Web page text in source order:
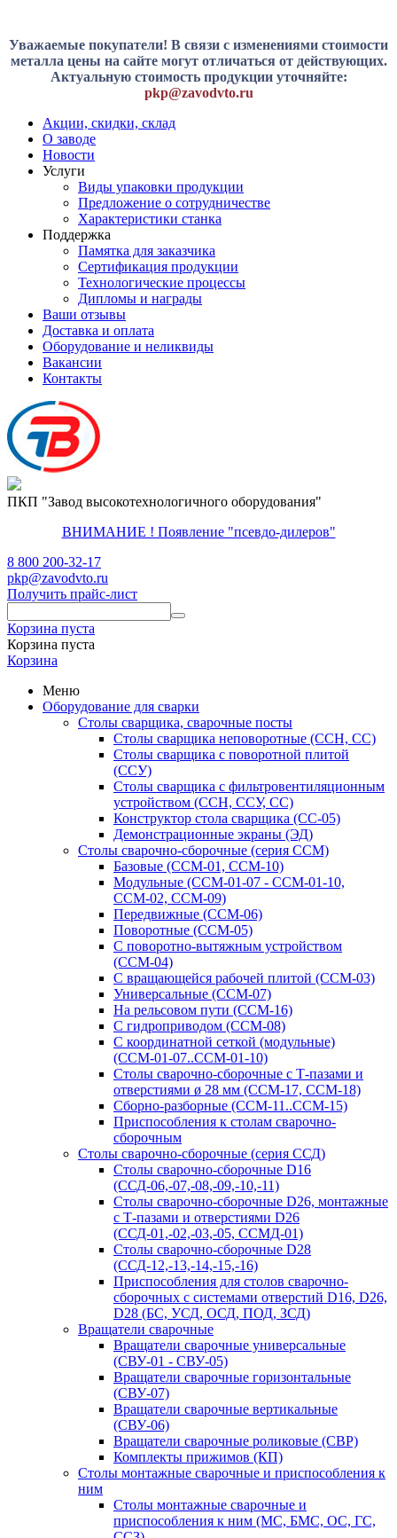
Уважаемые покупатели! В связи с изменениями стоимости
металла цены на сайте могут отличаться от действующих.
Актуальную стоимость продукции уточняйте:
pkp@zavodvto.ru
Акции, скидки, склад
О заводе
Новости
Услуги
Виды упаковки продукции
Предложение о сотрудничестве
Характеристики станка
Поддержка
Памятка для заказчика
Сертификация продукции
Технологические процессы
Дипломы и награды
Ваши отзывы
Доставка и оплата
Оборудование и неликвиды
Вакансии
Контакты
ПКП "Завод высокотехнологичного оборудования"
ВНИМАНИЕ ! Появление "псевдо-дилеров"
8 800 200-32-17
pkp@zavodvto.ru
Получить прайс-лист
Корзина пуста
Корзина пуста
Корзина
Меню
Оборудование для сварки
Столы сварщика, сварочные посты
Столы сварщика неповоротные (ССН, СС)
Столы сварщика с поворотной плитой
(ССУ)
Столы сварщика с фильтровентиляционным
устройством (ССН, ССУ, СС)
Конструктор стола сварщика (СС-05)
Демонстрационные экраны (ЭД)
Столы сварочно-сборочные (серия ССМ)
Базовые (ССМ-01, ССМ-10)
Модульные (ССМ-01-07 - ССМ-01-10,
ССМ-02, ССМ-09)
Передвижные (ССМ-06)
Поворотные (ССМ-05)
С поворотно-вытяжным устройством
(ССМ-04)
С вращающейся рабочей плитой (ССМ-03)
Универсальные (ССМ-07)
На рельсовом пути (ССМ-16)
С гидроприводом (ССМ-08)
С координатной сеткой (модульные)
(ССМ-01-07..ССМ-01-10)
Столы сварочно-сборочные с Т-пазами и
отверстиями ø 28 мм (ССМ-17, ССМ-18)
Сборно-разборные (ССМ-11..ССМ-15)
Приспособления к столам сварочно-
сборочным
Столы сварочно-сборочные (серия ССД)
Столы сварочно-сборочные D16
(ССД-06,-07,-08,-09,-10,-11)
Столы сварочно-сборочные D26, монтажные
с Т-пазами и отверстиями D26
(ССД-01,-02,-03,-05, ССМД-01)
Столы сварочно-сборочные D28
(ССД-12,-13,-14,-15,-16)
Приспособления для столов сварочно-
сборочных с системами отверстий D16, D26,
D28 (БС, УСД, ОСД, ПОД, ЗСД)
Вращатели сварочные
Вращатели сварочные универсальные
(СВУ-01 - СВУ-05)
Вращатели сварочные горизонтальные
(СВУ-07)
Вращатели сварочные вертикальные
(СВУ-06)
Вращатели сварочные роликовые (СВР)
Комплекты прижимов (КП)
Столы монтажные сварочные и приспособления к
ним
Столы монтажные сварочные и
приспособления к ним (МС, БМС, ОС, ГС,